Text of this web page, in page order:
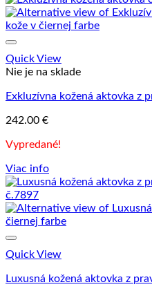
Quick View
Nie je na sklade
Exkluzívna kožená aktovka z
242.00 €
Vypredané!
Viac info
Quick View
Luxusná kožená aktovka z